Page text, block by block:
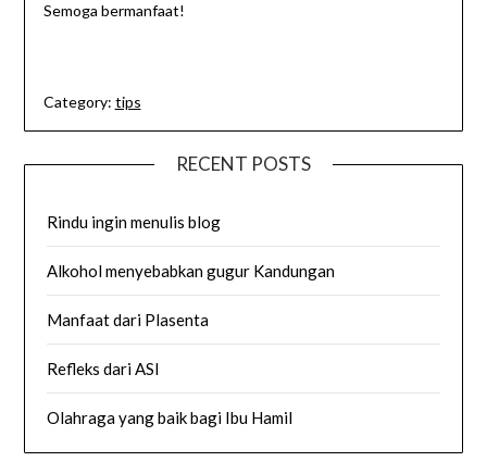
Semoga bermanfaat!
Category: tips
RECENT POSTS
Rindu ingin menulis blog
Alkohol menyebabkan gugur Kandungan
Manfaat dari Plasenta
Refleks dari ASI
Olahraga yang baik bagi Ibu Hamil